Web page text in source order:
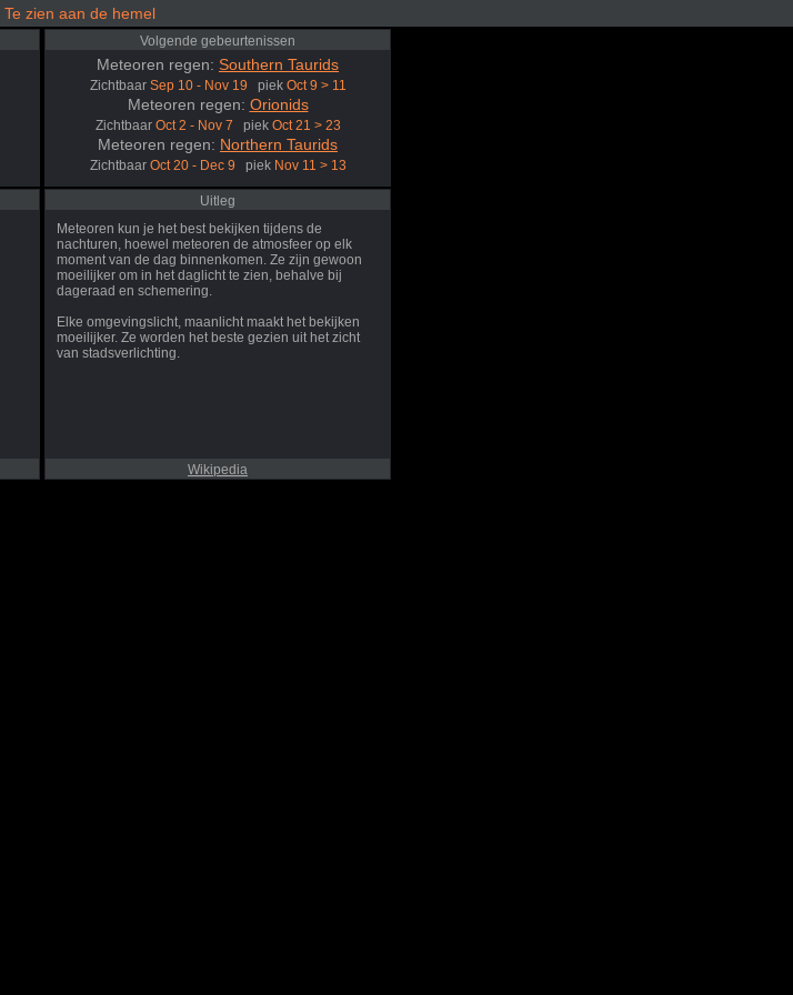
Te zien aan de hemel
Volgende gebeurtenissen
Meteoren regen: Southern Taurids
Zichtbaar Sep 10 - Nov 19 piek Oct 9 > 11
Meteoren regen: Orionids
Zichtbaar Oct 2 - Nov 7 piek Oct 21 > 23
Meteoren regen: Northern Taurids
Zichtbaar Oct 20 - Dec 9 piek Nov 11 > 13
Uitleg
Meteoren kun je het best bekijken tijdens de
nachturen, hoewel meteoren de atmosfeer op elk
moment van de dag binnenkomen. Ze zijn gewoon
moeilijker om in het daglicht te zien, behalve bij
dageraad en schemering.
Elke omgevingslicht, maanlicht maakt het bekijken
moeilijker. Ze worden het beste gezien uit het zicht
van stadsverlichting.
Wikipedia